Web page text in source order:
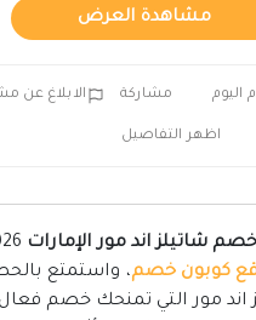
مشاهدة العرض
مشاركة الابلاغ عن
اظهر التفاصيل
شاتيلز اند مور الإمارات
كوبون خصم، واستمتع
مور التي تمنحك خصم